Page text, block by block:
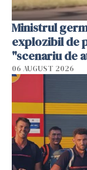
Ministrul
explozibil de
"scenariu de
06 AUGUST 2026